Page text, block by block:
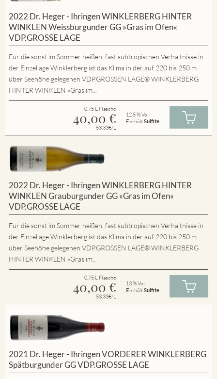
2022 Dr. Heger - Ihringen WINKLERBERG HINTER
WINKLEN Weissburgunder GG »Gras im Ofen«
VDP.GROSSE LAGE
Für die sonst im Sommer heißen, fast subtropischen Verhältnisse in
der Einzellage Winklerberg ist das Klima in der auf 220 bis 250 m
über Seehöhe gelegenen VDP.GROSSEN LAGE® WINKLERBERG
HINTER WINKLEN »Gras im...
0.75 L Flasche
40,00 €
53.33€/L
12.5 % Vol
EnthältSulfite
2022 Dr. Heger - Ihringen WINKLERBERG HINTER
WINKLEN Grauburgunder GG »Gras im Ofen«
VDP.GROSSE LAGE
Für die sonst im Sommer heißen, fast subtropischen Verhältnisse in
der Einzellage Winklerberg ist das Klima in der auf 220 bis 250 m
über Seehöhe gelegenen VDP.GROSSEN LAGE® WINKLERBERG
HINTER WINKLEN »Gras im...
0.75 L Flasche
40,00 €
53.33€/L
13 % Vol
EnthältSulfite
2021 Dr. Heger - Ihringen VORDERER WINKLERBERG
Spätburgunder GG VDP.GROSSE LAGE